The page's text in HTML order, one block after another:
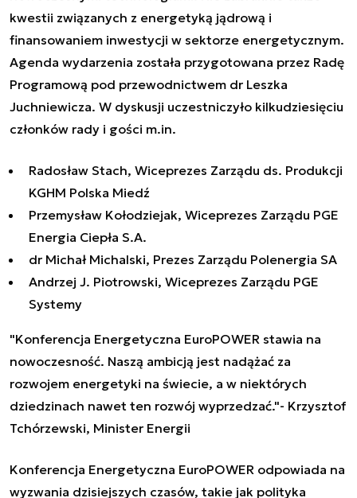
kwestii związanych z energetyką jądrową i
finansowaniem inwestycji w sektorze energetycznym.
Agenda wydarzenia została przygotowana przez Radę
Programową pod przewodnictwem dr Leszka
Juchniewicza. W dyskusji uczestniczyło kilkudziesięciu
członków rady i gości m.in.
Radosław Stach, Wiceprezes Zarządu ds. Produkcji
KGHM Polska Miedź
Przemysław Kołodziejak, Wiceprezes Zarządu PGE
Energia Ciepła S.A.
dr Michał Michalski, Prezes Zarządu Polenergia SA
Andrzej J. Piotrowski, Wiceprezes Zarządu PGE
Systemy
"Konferencja Energetyczna EuroPOWER stawia na
nowoczesność. Naszą ambicją jest nadążać za
rozwojem energetyki na świecie, a w niektórych
dziedzinach nawet ten rozwój wyprzedzać."- Krzysztof
Tchórzewski, Minister Energii
Konferencja Energetyczna EuroPOWER odpowiada na
wyzwania dzisiejszych czasów, takie jak polityka